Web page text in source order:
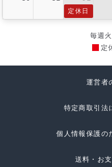
定休日
毎週
定
運営者
特定商取引法
個人情報保護の
送料・お